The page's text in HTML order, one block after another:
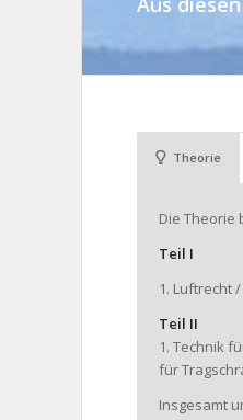
Theorie
Die Theorie
Teil I
1. Luftrecht
Teil II
1. Technik
für
Insgesamt